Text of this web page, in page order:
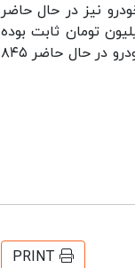
شده است و به قیمت ۷۸۰ میلیون تومان رسیده است و مدل ۹۸ این خودرو نیز در حال حاضر
تومان قیمت دارد با این وجود قیمت کیا سراتو مونتاژ طی یک هفته اخیر روی ۶۵۵ میلیون تومان ثابت بوده
است اما قیمت سوزوکی گراند ویتارا نیز طkی یک هفته اخیر ۵ میلیون تومان بالا رفته است و این خودرو در حال حاضر ۸۴۵
PRINT